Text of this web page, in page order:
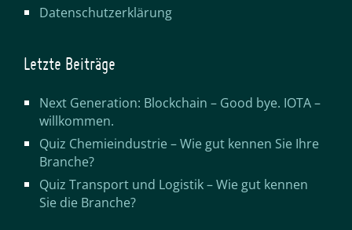
Datenschutzerklärung
Letzte Beiträge
Next Generation: Blockchain – Good bye. IOTA –
willkommen.
Quiz Chemieindustrie – Wie gut kennen Sie Ihre
Branche?
Quiz Transport und Logistik – Wie gut kennen
Sie die Branche?